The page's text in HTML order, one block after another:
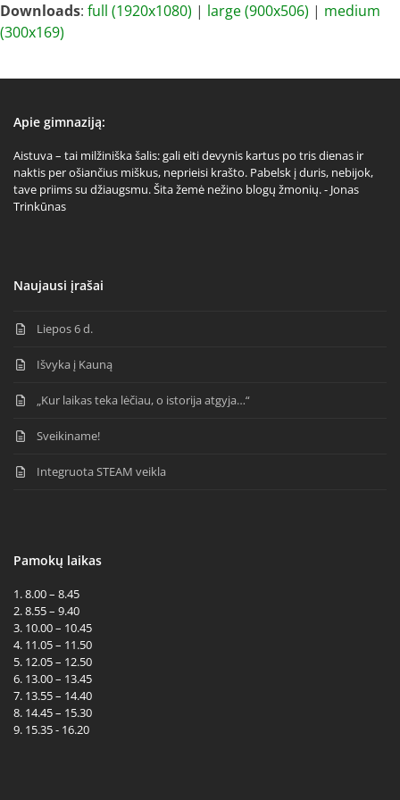
Downloads: full (1920x1080) | large (900x506) | medium
(300x169)
Apie gimnaziją:
Aistuva – tai milžiniška šalis: gali eiti devynis kartus po tris dienas ir
naktis per ošiančius miškus, neprieisi krašto. Pabelsk į duris, nebijok,
tave priims su džiaugsmu. Šita žemė nežino blogų žmonių. - Jonas
Trinkūnas
Naujausi įrašai
Liepos 6 d.
Išvyka į Kauną
„Kur laikas teka lėčiau, o istorija atgyja…“
Sveikiname!
Integruota STEAM veikla
Pamokų laikas
1. 8.00 – 8.45
2. 8.55 – 9.40
3. 10.00 – 10.45
4. 11.05 – 11.50
5. 12.05 – 12.50
6. 13.00 – 13.45
7. 13.55 – 14.40
8. 14.45 – 15.30
9. 15.35 - 16.20